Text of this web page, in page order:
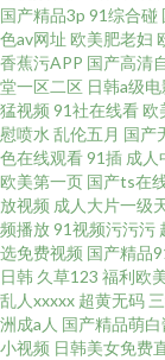
超碰97国产 美女骚
无人在线观看免费高
线观看一区 www色
国产精品3p 91综合碰
色av网址 欧美肥老妇
香蕉污APP 国产高清
堂一区二区 日韩a级电
猛视频 91社在线看 欧
慰喷水 乱伦五月 国产
色在线观看91插 成人
欧美第一页 国产ts在
放视频 成人大片一级
频播放91视频污污污
选免费视频 国产精品
日韩 久草123 福利欧
乱人xxxxx 超黄无码
洲成a人 国产精品萌白
小视频 日韩美女免费